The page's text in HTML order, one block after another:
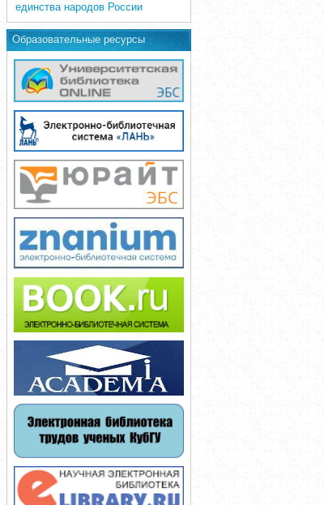
единства народов России
Образовательные ресурсы